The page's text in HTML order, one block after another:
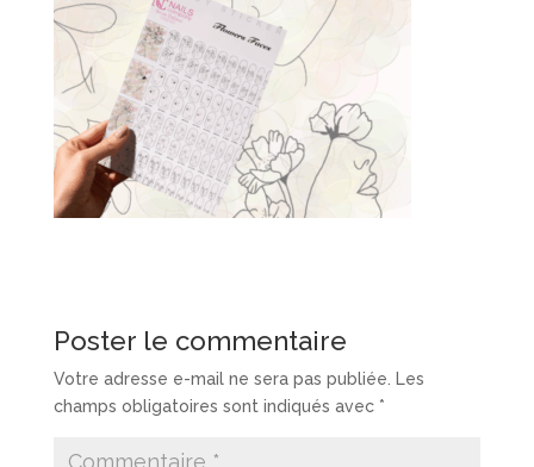
Poster le commentaire
Votre adresse e-mail ne sera pas publiée.
Les
champs obligatoires sont indiqués avec *